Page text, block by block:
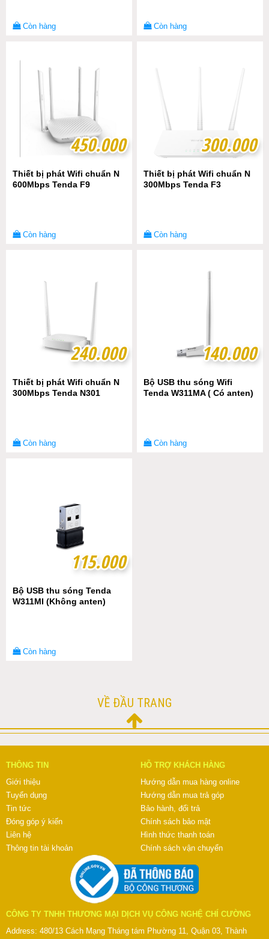
Còn hàng Còn hàng
450.000
450.000
Thiết bị phát Wifi chuẩn N
600Mbps Tenda F9
Còn hàng
300.000
300.000
Thiết bị phát Wifi chuẩn N
300Mbps Tenda F3
Còn hàng
240.000
240.000
Thiết bị phát Wifi chuẩn N
300Mbps Tenda N301
Còn hàng
140.000
140.000
Bộ USB thu sóng Wifi
Tenda W311MA ( Có anten)
Còn hàng
115.000
115.000
Bộ USB thu sóng Tenda
W311MI (Không anten)
Còn hàng
VỀ ĐẦU TRANG
THÔNG TIN
Giới thiệu
Tuyển dụng
Tin tức
Đóng góp ý kiến
Liên hệ
Thông tin tài khoản
HỖ TRỢ KHÁCH HÀNG
Hướng dẫn mua hàng online
Hướng dẫn mua trả góp
Bảo hành, đổi trả
Chính sách bảo mật
Hình thức thanh toán
Chính sách vận chuyển
CÔNG TY TNHH THƯƠNG MẠI DỊCH VỤ CÔNG NGHỆ CHÍ CƯỜNG
Address: 480/13 Cách Mạng Tháng tám Phường 11, Quận 03, Thành